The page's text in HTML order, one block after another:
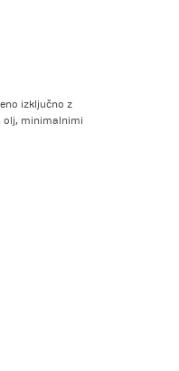
izključno z
olj, minimalnimi